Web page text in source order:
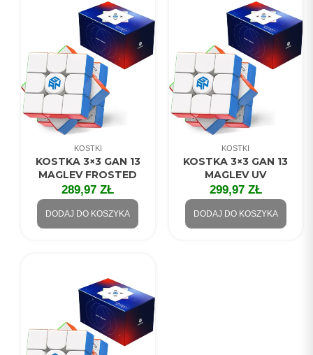
KOSTKI
KOSTKA 3×3 GAN 13
MAGLEV FROSTED
289,97ZŁ
DODAJ DO KOSZYKA
KOSTKI
KOSTKA 3×3 GAN 13
MAGLEV UV
299,97 ZŁ
DODAJ DO KOSZYKA